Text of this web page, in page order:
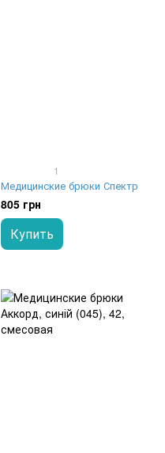
1
Медицинские брюки Спектр
805 грн
Купить